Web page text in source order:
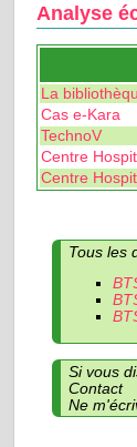
Analyse
La
Cas e-Kara
TechnoV
Centre
Centre
Tous les
Si vous
Contact
Ne